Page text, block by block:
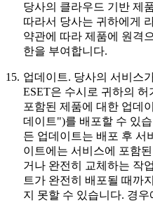
당사의 클라우드 기반 제
따라서 당사는 귀하에게
약관에 따라 제품에 원격
한을 부여합니다.
15. 업데이트. 당사의 서비스
ESET은 수시로 귀하의
포함된 제품에 대한 업데
데이트")를 배포할 수 있
든 업데이트는 배포 후 서
이트에는 서비스에 포함
거나 완전히 교체하는 작
트가 완전히 배포될 때까
지 못할 수 있습니다. 경